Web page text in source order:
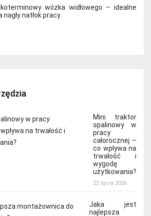
wózka widłowego – idealne
natłok pracy
Mini traktor
spalinowy w
pracy
całorocznej –
co wpływa na
trwałość i
wygodę
użytkowania?
22 lipca 2026
Jaka jest
najlepsza